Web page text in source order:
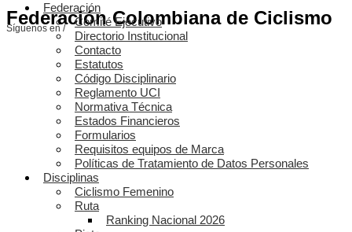
Federación Colombiana de Ciclismo
Síguenos en /
Federación
Comité Ejecutivo
Directorio Institucional
Contacto
Estatutos
Código Disciplinario
Reglamento UCI
Normativa Técnica
Estados Financieros
Formularios
Requisitos equipos de Marca
Políticas de Tratamiento de Datos Personales
Disciplinas
Ciclismo Femenino
Ruta
Ranking Nacional 2026